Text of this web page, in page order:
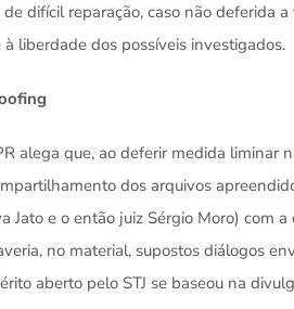
difícil reparação, caso não deferida
à liberdade dos possíveis investigados.
alega que, ao deferir medida liminar
dos arquivos
Jato e o então juiz Sérgio Moro) com
no material, supostos diálogos
aberto pelo STJ se baseou na